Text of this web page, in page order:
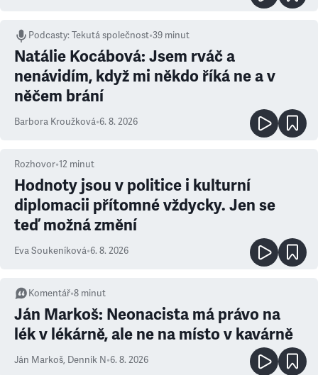
Podcasty:Tekutá společnost•39 minut
Natálie Kocábová: Jsem rváč a
nenávidím, když mi někdo říká ne a v
něčem brání
Barbora Kroužková•6. 8. 2026
Rozhovor•12 minut
Hodnoty jsou v politice i kulturní
diplomacii přítomné vždycky. Jen se
teď možná změní
Eva Soukeníková•6. 8. 2026
Komentář•8 minut
Ján Markoš: Neonacista má právo na
lék v lékárně, ale ne na místo v kavárně
Ján Markoš, Denník N•6. 8. 2026